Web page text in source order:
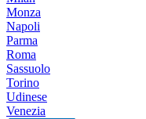
Monza
Napoli
Parma
Roma
Sassuolo
Torino
Udinese
Venezia